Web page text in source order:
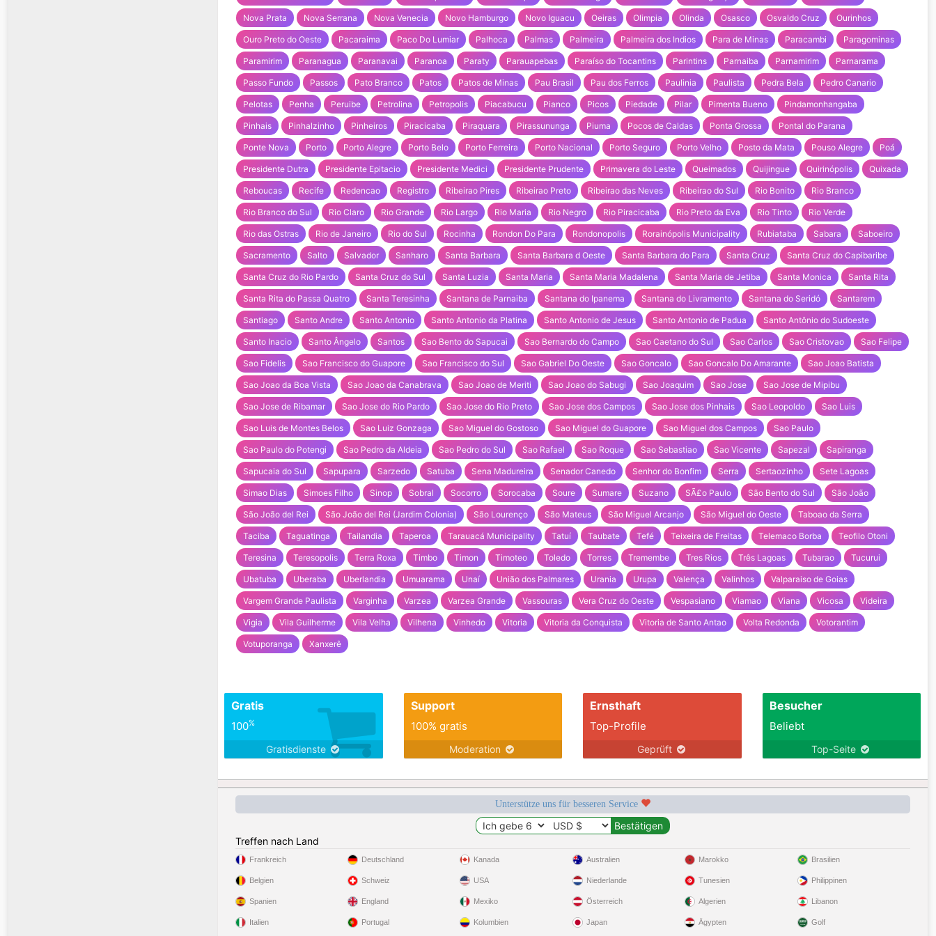
Nova Prata Nova Serrana Nova Venecia Novo Hamburgo Novo Iguacu Oeiras Olimpia Olinda Osasco Osvaldo Cruz Ourinhos
Ouro Preto do Oeste Pacaraima Paco Do Lumiar Palhoca Palmas Palmeira Palmeira dos Indios Para de Minas Paracambi Paragominas
Paramirim Paranagua Paranavai Paranoa Paraty Parauapebas Paraíso do Tocantins Parintins Parnaiba Parnamirim Parnarama
Passo Fundo Passos Pato Branco Patos Patos de Minas Pau Brasil Pau dos Ferros Paulinia Paulista Pedra Bela Pedro Canario
Pelotas Penha Peruibe Petrolina Petropolis Piacabucu Pianco Picos Piedade Pilar Pimenta Bueno Pindamonhangaba
Pinhais Pinhalzinho Pinheiros Piracicaba Piraquara Pirassununga Piuma Pocos de Caldas Ponta Grossa Pontal do Parana
Ponte Nova Porto Porto Alegre Porto Belo Porto Ferreira Porto Nacional Porto Seguro Porto Velho Posto da Mata Pouso Alegre Poá
Presidente Dutra Presidente Epitacio Presidente Medici Presidente Prudente Primavera do Leste Queimados Quijingue Quirinópolis Quixada
Reboucas Recife Redencao Registro Ribeirao Pires Ribeirao Preto Ribeirao das Neves Ribeirao do Sul Rio Bonito Rio Branco
Rio Branco do Sul Rio Claro Rio Grande Rio Largo Rio Maria Rio Negro Rio Piracicaba Rio Preto da Eva Rio Tinto Rio Verde
Rio das Ostras Rio de Janeiro Rio do Sul Rocinha Rondon Do Para Rondonopolis Rorainópolis Municipality Rubiataba Sabara Saboeiro
Sacramento Salto Salvador Sanharo Santa Barbara Santa Barbara d Oeste Santa Barbara do Para Santa Cruz Santa Cruz do Capibaribe
Santa Cruz do Rio Pardo Santa Cruz do Sul Santa Luzia Santa Maria Santa Maria Madalena Santa Maria de Jetiba Santa Monica Santa Rita
Santa Rita do Passa Quatro Santa Teresinha Santana de Parnaiba Santana do Ipanema Santana do Livramento Santana do Seridó Santarem
Santiago Santo Andre Santo Antonio Santo Antonio da Platina Santo Antonio de Jesus Santo Antonio de Padua Santo Antônio do Sudoeste
Santo Inacio Santo Ângelo Santos Sao Bento do Sapucai Sao Bernardo do Campo Sao Caetano do Sul Sao Carlos Sao Cristovao Sao Felipe
Sao Fidelis Sao Francisco do Guapore Sao Francisco do Sul Sao Gabriel Do Oeste Sao Goncalo Sao Goncalo Do Amarante Sao Joao Batista
Sao Joao da Boa Vista Sao Joao da Canabrava Sao Joao de Meriti Sao Joao do Sabugi Sao Joaquim Sao Jose Sao Jose de Mipibu
Sao Jose de Ribamar Sao Jose do Rio Pardo Sao Jose do Rio Preto Sao Jose dos Campos Sao Jose dos Pinhais Sao Leopoldo Sao Luis
Sao Luis de Montes Belos Sao Luiz Gonzaga Sao Miguel do Gostoso Sao Miguel do Guapore Sao Miguel dos Campos Sao Paulo
Sao Paulo do Potengi Sao Pedro da Aldeia Sao Pedro do Sul Sao Rafael Sao Roque Sao Sebastiao Sao Vicente Sapezal Sapiranga
Sapucaia do Sul Sapupara Sarzedo Satuba Sena Madureira Senador Canedo Senhor do Bonfim Serra Sertaozinho Sete Lagoas
Simao Dias Simoes Filho Sinop Sobral Socorro Sorocaba Soure Sumare Suzano SÃ£o Paulo São Bento do Sul São João
São João del Rei São João del Rei (Jardim Colonia) São Lourenço São Mateus São Miguel Arcanjo São Miguel do Oeste Taboao da Serra
Taciba Taguatinga Tailandia Taperoa Tarauacá Municipality Tatuí Taubate Tefé Teixeira de Freitas Telemaco Borba Teofilo Otoni
Teresina Teresopolis Terra Roxa Timbo Timon Timoteo Toledo Torres Tremembe Tres Rios Três Lagoas Tubarao Tucurui
Ubatuba Uberaba Uberlandia Umuarama Unaí União dos Palmares Urania Urupa Valença Valinhos Valparaiso de Goias
Vargem Grande Paulista Varginha Varzea Varzea Grande Vassouras Vera Cruz do Oeste Vespasiano Viamao Viana Vicosa Videira
Vigia Vila Guilherme Vila Velha Vilhena Vinhedo Vitoria Vitoria da Conquista Vitoria de Santo Antao Volta Redonda Votorantim
Votuporanga Xanxerê
Gratis
100%
Gratisdienste
Support
100% gratis
Moderation
Ernsthaft
Top-Profile
Geprüft
Besucher
Beliebt
Top-Seite
Unterstütze uns für besseren Service
Treffen nach Land
Frankreich
Belgien
Spanien
Italien
Deutschland
Schweiz
England
Portugal
Kanada
USA
Mexiko
Kolumbien
Australien
Niederlande
Österreich
Japan
Marokko
Tunesien
Algerien
Ägypten
Brasilien
Philippinen
Libanon
Golf